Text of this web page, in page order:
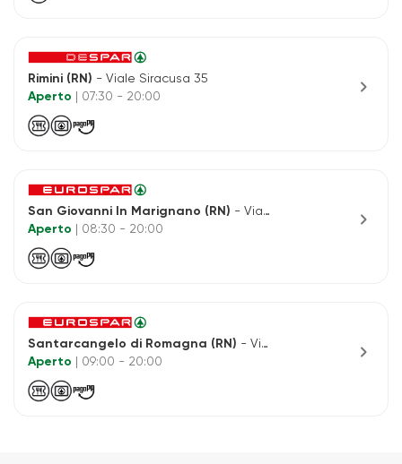
Rimini (RN) - Viale Siracusa 35
Aperto
| 07:30 - 20:00 chevron_right
San Giovanni In Marignano (RN) - Via dei Castagni 173
Aperto
| 08:30 - 20:00 chevron_right
Santarcangelo di Romagna (RN) - Via Emilia
Aperto
| 09:00 - 20:00 chevron_right